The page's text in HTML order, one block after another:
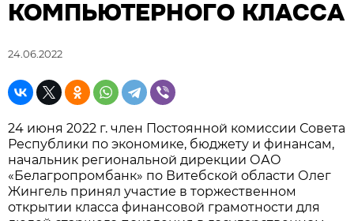
КОМПЬЮТЕРНОГО КЛАССА
24.06.2022
24 июня 2022 г. член Постоянной комиссии Совета
Республики по экономике, бюджету и финансам,
начальник региональной дирекции ОАО
«Белагропромбанк» по Витебской области Олег
Жингель принял участие в торжественном
открытии класса финансовой грамотности для